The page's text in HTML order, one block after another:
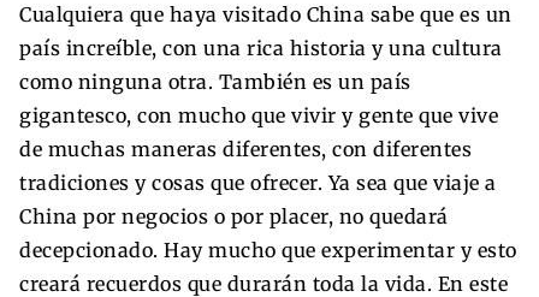
Cualquiera que haya visitado China sabe que es un
país increíble, con una rica historia y una cultura
como ninguna otra. También es un país
gigantesco, con mucho que vivir y gente que vive
de muchas maneras diferentes, con diferentes
tradiciones y cosas que ofrecer. Ya sea que viaje a
China por negocios o por placer, no quedará
decepcionado. Hay mucho que experimentar y esto
creará recuerdos que durarán toda la vida. En este